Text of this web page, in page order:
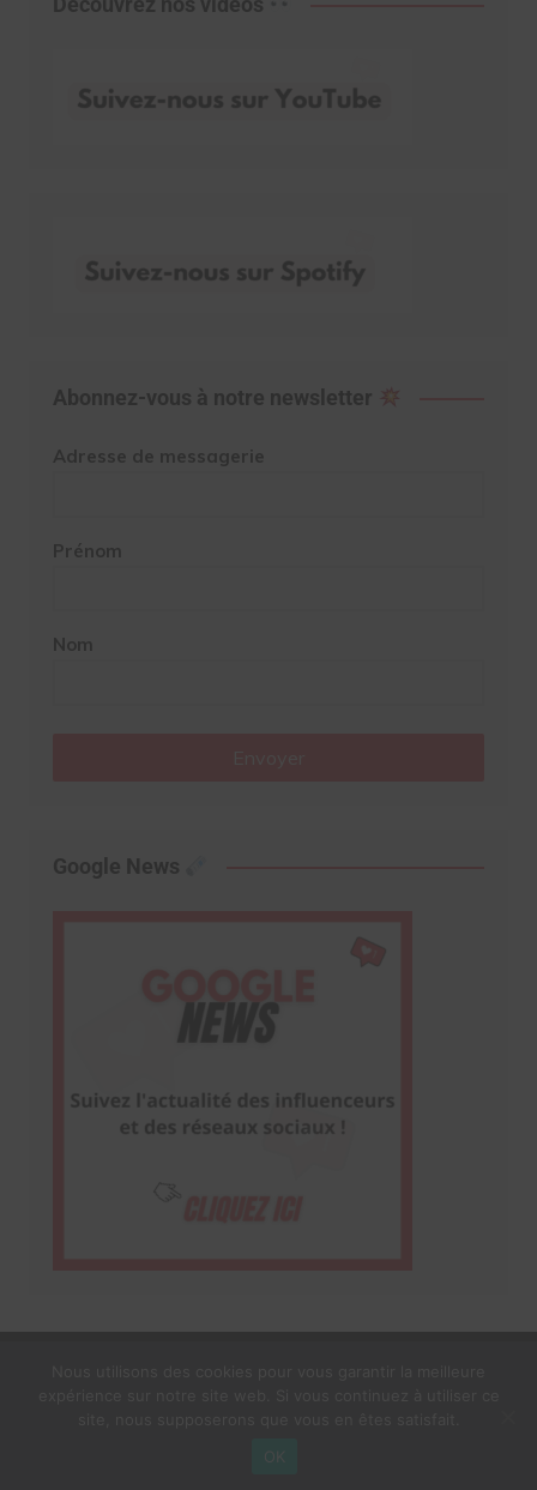
Abonnez-vous à notre newsletter
Adresse de messagerie
Prénom
Nom
Google News
À propos
OK